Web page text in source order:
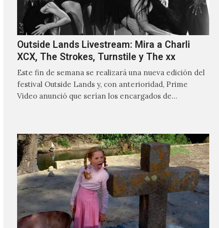
Outside Lands Livestream: Mira a Charli
XCX, The Strokes, Turnstile y The xx
Este fin de semana se realizará una nueva edición del
festival Outside Lands y, con anterioridad, Prime
Video anunció que serían los encargados de